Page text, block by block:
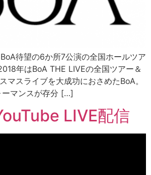
待望の6か所7公演の全国ホールツア
年はBoA THE LIVEの全国ツアー＆
マスライブを大成功におさめたBoA。
ーマンスが存分 […]
LIVE配信